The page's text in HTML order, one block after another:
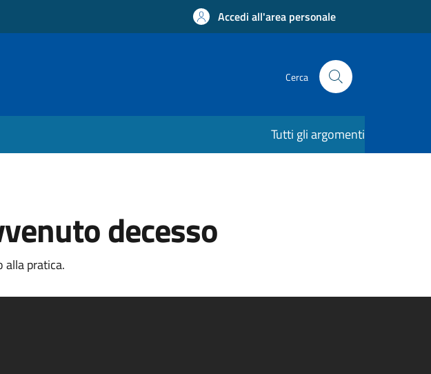
Accedi all'area personale
Cerca
Tutti gli argomenti
decesso
pratica.